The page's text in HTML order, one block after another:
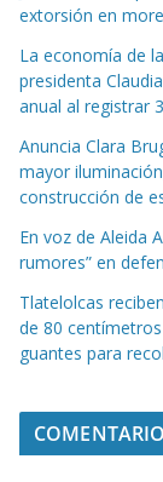
extorsión en
La economía de
presidenta
anual al registrar
Anuncia Clara
mayor
construcción de
En voz de Aleida
rumores” en
Tlatelolcas
de 80
guantes para